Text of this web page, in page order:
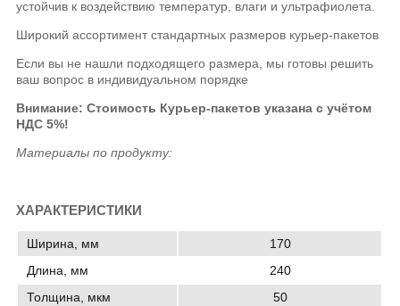
устойчив к воздействию температур, влаги и ультрафиолета.
Широкий ассортимент стандартных размеров курьер-пакетов
Если вы не нашли подходящего размера, мы готовы решить
ваш вопрос в индивидуальном порядке
Внимание: Стоимость Курьер-пакетов указана с учётом
НДС 5%!
Материалы по продукту:
ХАРАКТЕРИСТИКИ
Ширина, мм
170
Длина, мм
240
Толщина, мкм
50